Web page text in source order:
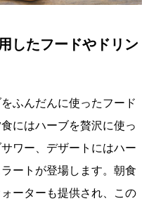
したフードやドリン
ふんだんに使ったフード
にはハーブを贅沢に使っ
ワー、デザートにはハー
ートが登場します。朝食
ーターも提供され、この